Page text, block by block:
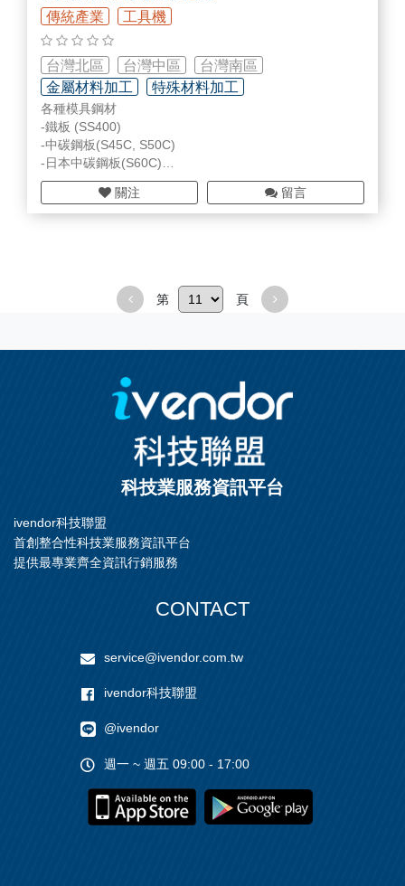
-3D CT電腦斷層掃描
?X射線繞射分析儀
?熱分析儀
-熱示差掃描卡量計儀
-熱重分析儀
-熱機械分析儀
-動態機械黏彈分析儀
?熱傳導係數儀
?質譜儀
?核磁共振儀
?電子自旋共振儀
?鍍層膜厚儀
傳統產業
工具機
台灣北區 台灣中區
台灣南區
金屬材料加工
特殊材料加工
各種模具鋼材
-鐵板 (SS400)
-中碳鋼板(S45C, S50C)
-日本中碳鋼板(S60C)
-日本大同 NAK80, PX4
-日本日立 DAC, FDAC
-韓國Doosan HP-1A(P-1), HP-4A(P-3), HP-4MA(P-20)
關注 留言
第 頁
科技業服務資訊平台
ivendor科技聯盟
首創整合性科技業服務資訊平台
提供最專業齊全資訊行銷服務
CONTACT
service@ivendor.com.tw
ivendor科技聯盟
@ivendor
週一 ~ 週五 09:00 - 17:00